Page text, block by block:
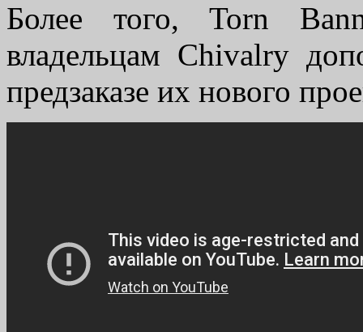
Более того, Torn
владельцам Chivalry
предзаказе их нового